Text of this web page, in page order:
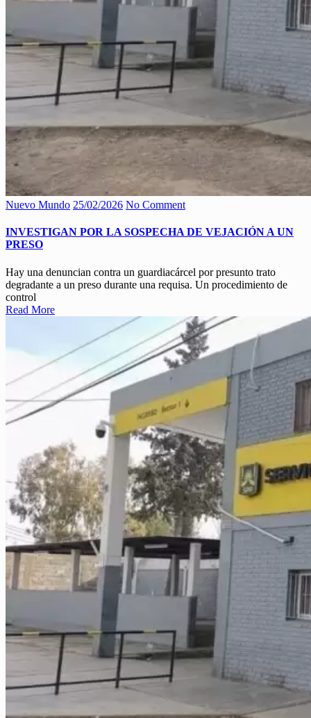
Nuevo Mundo 25/02/2026 No Comment
INVESTIGAN POR LA SOSPECHA DE VEJACIÓN A UN
PRESO
Hay una denuncian contra un guardiacárcel por presunto trato
degradante a un preso durante una requisa. Un procedimiento de
control
Read More